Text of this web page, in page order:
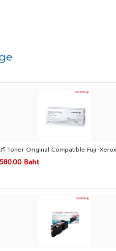
Toner Original Compatible Fuji-
Baht